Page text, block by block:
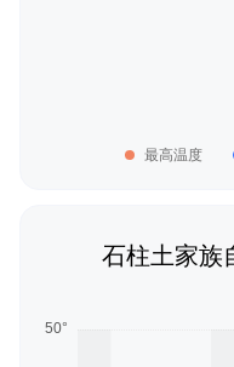
最高温度
石柱土家族